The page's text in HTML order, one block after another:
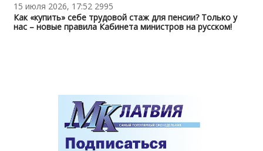
15 июля 2026, 17:52 2995
Как «купить» себе трудовой стаж для пенсии? Только у
нас – новые правила Кабинета министров на русском!